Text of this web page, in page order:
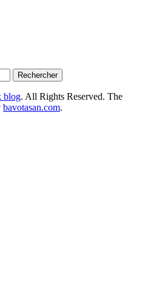
blog. All Rights Reserved. The
bavotasan.com.